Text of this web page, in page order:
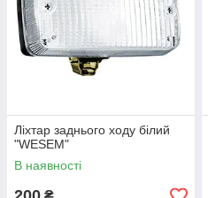
Ліхтар заднього ходу білий
"WESEM"
В наявності